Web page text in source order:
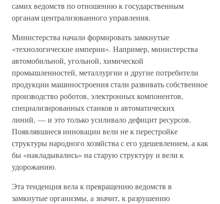
самих ведомств по отношению к государственным
органам централизованного управления.
Министерства начали формировать замкнутые
«технологические империи». Например, министерства
автомобильной, угольной, химической
промышленностей, металлургии и другие потребители
продукции машиностроения стали развивать собственное
производство роботов, электронных компонентов,
специализированных станков и автоматических
линий, — и это только усиливало дефицит ресурсов.
Появлявшиеся инновации вели не к перестройке
структуры народного хозяйства с его удешевлением, а как
бы «накладывались» на старую структуру и вели к
удорожанию.
Эта тенденция вела к превращению ведомств в
замкнутые организмы, а значит, к разрушению